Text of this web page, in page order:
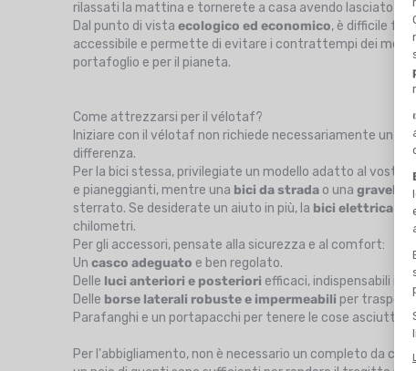
rilassati la mattina e tornerete a casa avendo lasciato
Dal punto di vista ecologico ed economico, è difficile
accessibile e permette di evitare i contrattempi dei
portafoglio e per il pianeta.
Come attrezzarsi per il vélotaf?
Iniziare con il vélotaf non richiede necessariamente un
differenza.
Per la bici stessa, privilegiate un modello adatto al vostro
e pianeggianti, mentre una bici da strada o una gravel
sterrato. Se desiderate un aiuto in più, la bici elettrica è
chilometri.
Per gli accessori, pensate alla sicurezza e al comfort:
Un casco adeguato e ben regolato.
Delle luci anteriori e posteriori efficaci, indispensabili in
Delle borse laterali robuste e impermeabili per
Parafanghi e un portapacchi per tenere le cose asciutte
Per l'abbigliamento, non è necessario un completo da